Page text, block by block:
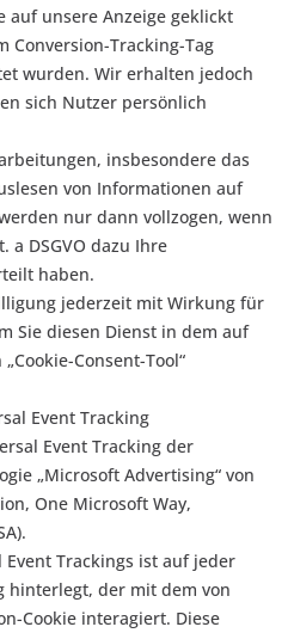
auf unsere Anzeige geklickt
Conversion-Tracking-Tag
wurden. Wir erhalten jedoch
sich Nutzer persönlich
insbesondere das
von Informationen auf
nur dann vollzogen, wenn
a DSGVO dazu Ihre
haben.
jederzeit mit Wirkung für
Sie diesen Dienst in dem auf
Consent-Tool“
Event Tracking
Event Tracking der
„Microsoft Advertising“ von
One Microsoft Way,
Event Trackings ist auf jeder
hinterlegt, der mit dem von
Cookie interagiert. Diese